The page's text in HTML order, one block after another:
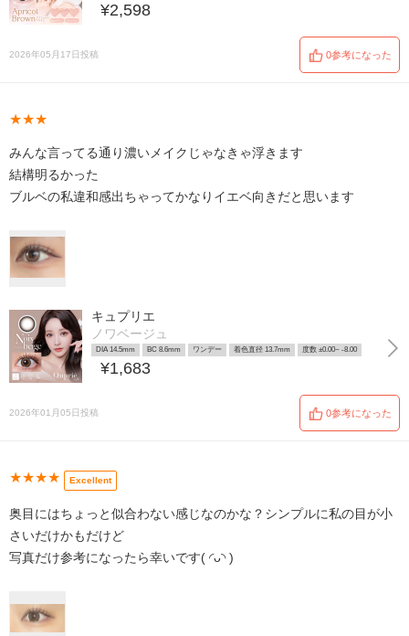
¥2,598
2026年05月17日投稿 0参考になった
★★★
みんな言ってる通り濃いメイクじゃなきゃ浮きます
結構明るかった
ブルベの私違和感出ちゃってかなりイエベ向きだと思います
キュプリエ
ノワベージュ
DIA 14.5mm BC 8.6mm ワンデー 着色直径 13.7mm 度数 ±0.00~ -8.00
¥1,683
2026年01月05日投稿 0参考になった
★★★★ Excellent
奥目にはちょっと似合わない感じなのかな？シンプルに私の目が小
さいだけかもだけど
写真だけ参考になったら幸いです( ◜ᴗ◝ )